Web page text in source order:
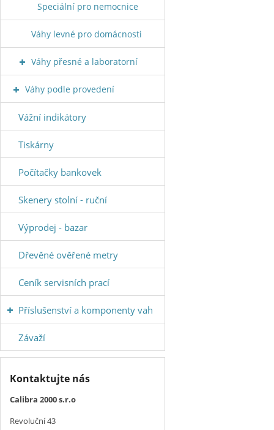
Speciální pro nemocnice
Váhy levné pro domácnosti
Váhy přesné a laboratorní
Váhy podle provedení
Vážní indikátory
Tiskárny
Počítačky bankovek
Skenery stolní - ruční
Výprodej - bazar
Dřevěné ověřené metry
Ceník servisních prací
Příslušenství a komponenty vah
Závaží
Kontaktujte nás
Calibra 2000 s.r.o
Revoluční 43